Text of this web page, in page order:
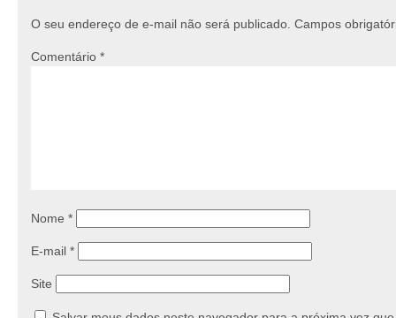
O seu endereço de e-mail não será publicado. Campos
Comentário *
Nome *
E-mail *
Site